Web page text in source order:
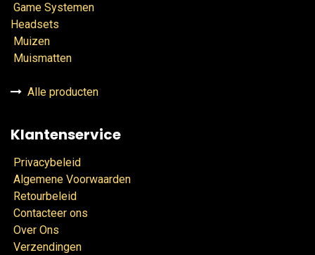
Game Systemen
Headsets
Muizen
Muismatten
Alle producten
Klantenservice
Privacybeleid
Algemene Voorwaarden
Retourbeleid
Contacteer ons
Over Ons
Verzendingen